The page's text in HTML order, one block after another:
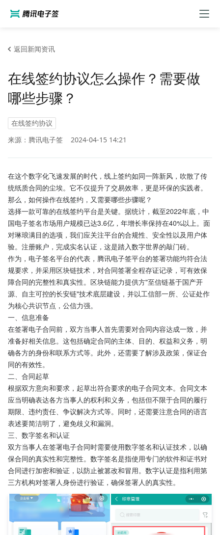
返回新闻资讯
在线签约协议怎么操作？需要做
哪些步骤？
在线签约协议
来源：腾讯电子签
2024-04-15 14:21
在这个数字化飞速发展的时代，线上签约如同一阵新风，吹散了传
统纸质合同的尘埃。它不仅提升了交易效率，更是环保的实践者。
那么，如何操作在线签约，又需要哪些步骤呢？
选择一款可靠的在线签约平台是关键。据统计，截至2022年底，中
国电子签名市场用户规模已达3.6亿，年增长率保持在40%以上。面
对琳琅满目的选项，我们应关注平台的合规性、安全性以及用户体
验。注册账户，完成实名认证，这是踏入数字世界的敲门砖。
作为，电子签名平台的代表，腾讯电子签平台的签署功能均符合法
规要求，并采用区块链技术，对合同签署全程存证记录，可有效保
障合同的完整性和真实性。区块链能力提供方"至信链基于国产开
源、自主可控的长安链"技术底层建设，并以工信部一所、公证处作
为核心共识节点，公信力强。
一、信息准备
在签署电子合同前，双方当事人首先需要对合同内容达成一致，并
准备好相关信息。这包括确定合同的主体、目的、权益和义务，明
确各方的身份和联系方式等。此外，还需要了解涉及政策，保证合
同的有效性。
二、合同起草
根据双方意向和要求，起草出符合要求的电子合同文本。合同文本
应当明确表达各方当事人的权利和义务，包括但不限于合同的履行
期限、违约责任、争议解决方式等。同时，还需要注意合同的语言
表述要简洁明了，避免歧义和漏洞。
三、数字签名和认证
双方当事人在签署电子合同时需要使用数字签名和认证技术，以确
保合同的真实性和完整性。数字签名是指使用专门的软件和证书对
合同进行加密和验证，以防止被篡改和冒用。数字认证是指利用第
三方机构对签署人身份进行验证，确保签署人的真实性。